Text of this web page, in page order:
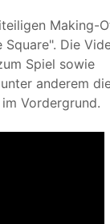
Making-
Square". Die
Spiel sowie
anderem
Vordergrund.